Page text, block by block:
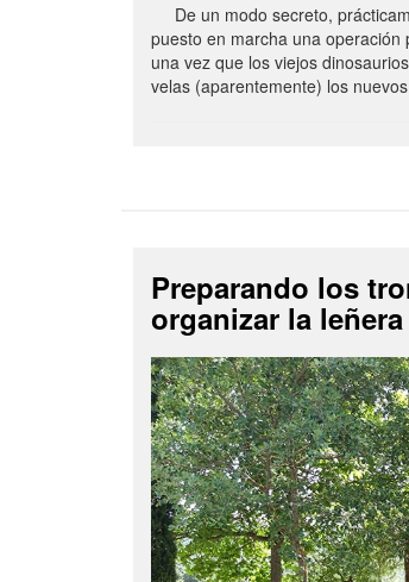
De un modo secreto,
puesto en marcha una
una vez que los viejos
velas (aparentemente) los
Preparando los
organizar la